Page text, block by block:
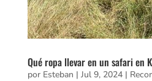
Qué ropa llevar en un safari en
por Esteban | Jul 9, 2024|